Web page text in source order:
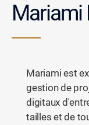
Mariami
Mariami est
gestion de
digitaux
tailles et de